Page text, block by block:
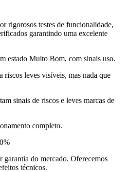
rigorosos testes de funcionalidade,
garantindo uma excelente
estado Muito Bom, com sinais uso.
riscos leves visíveis, mas nada que
sinais de riscos e leves marcas de
completo.
garantia do mercado. Oferecemos
técnicos.